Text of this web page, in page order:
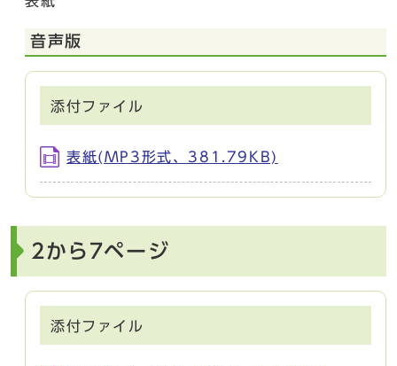
音声版
添付ファイル
表紙(MP3形式、381.79KB)
2から7ページ
添付ファイル